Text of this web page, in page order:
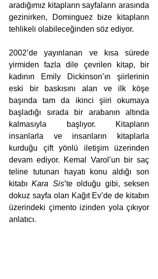
aradığımız kitapların sayfaların arasında
gezinirken, Dominguez bize kitapların
tehlikeli olabileceğinden söz ediyor.
2002’de yayınlanan ve kısa sürede
yirmiden fazla dile çevrilen kitap, bir
kadının Emily Dickinson’ın şiirlerinin
eski bir baskısını alan ve ilk köşe
başında tam da ikinci şiiri okumaya
başladığı sırada bir arabanın altında
kalmasıyla başlıyor. Kitapların
insanlarla ve insanların kitaplarla
kurduğu çift yönlü iletişim üzerinden
devam ediyor. Kemal Varol’un bir saç
teline tutunan hayatı konu aldığı son
kitabı Kara Sis’te olduğu gibi, seksen
dokuz sayfa olan Kağıt Ev’de de kitabın
üzerindeki çimento izinden yola çıkıyor
anlatıcı.